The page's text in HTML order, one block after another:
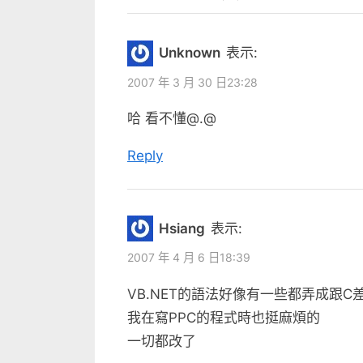
導
覽
v
o
u
P
o
:
“我
對
Unknown 表示:
2007 年 3 月 30 日23:28
哈 看不懂@.@
Reply
Hsiang 表示:
2007 年 4 月 6 日18:39
VB.NET的語法好像有一些都弄成跟C
我在寫PPC的程式時也挺麻煩的
一切都改了